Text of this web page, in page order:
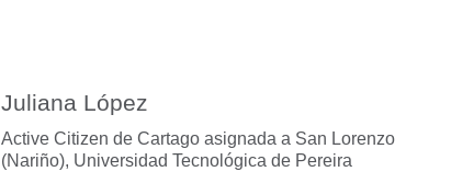
Juliana López
Active Citizen de Cartago asignada a San Lorenzo
(Nariño), Universidad Tecnológica de Pereira